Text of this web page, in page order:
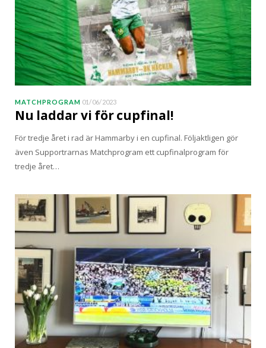
MATCHPROGRAM 01/06/2023
Nu laddar vi för cupfinal!
För tredje året i rad är Hammarby i en cupfinal. Följaktligen gör
även Supportrarnas Matchprogram ett cupfinalprogram för
tredje året…